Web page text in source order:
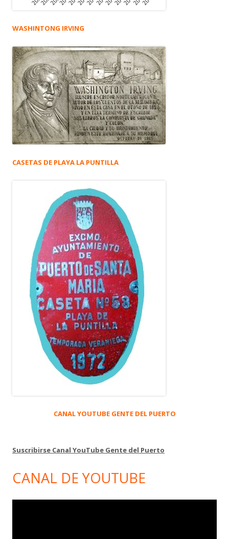
WASHINTONG IRVING
CASETAS DE PLAYA LA PUNTILLA
CANAL YOUTUBE GENTE DEL PUERTO
Suscribirse Canal YouTube Gente del Puerto
CANAL DE YOUTUBE